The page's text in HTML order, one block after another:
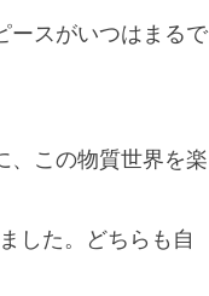
スがいつはまるで
この物質世界を楽
た。どちらも自